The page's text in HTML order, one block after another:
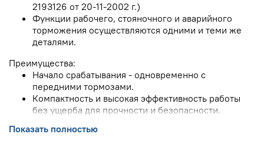
2193126 от 20-11-2002 г.)
Функции рабочего, стояночного и аварийного
торможения осуществляются одними и теми же
деталями.
Преимущества:
Начало срабатывания - одновременно с
передними тормозами.
Компактность и высокая эффективность работы
без ущерба для прочности и безопасности.
требующий разборки механизма.
Показать полностью